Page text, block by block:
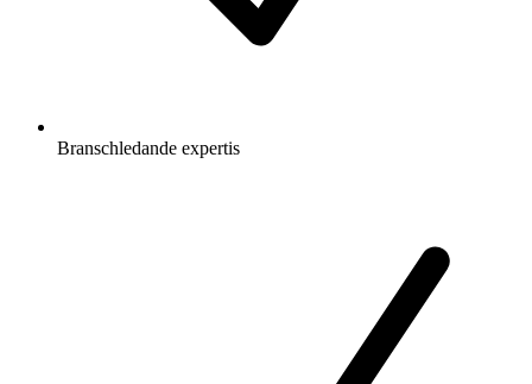
Branschledande expertis